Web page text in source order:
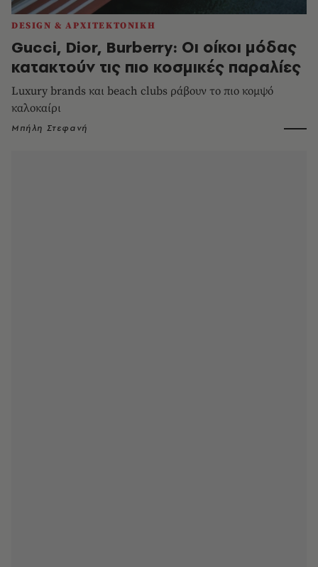
DESIGN & ΑΡΧΙΤΕΚΤΟΝΙΚΗ
Gucci, Dior, Burberry: Οι οίκοι μόδας
κατακτούν τις πιο κοσμικές παραλίες
Luxury brands και beach clubs ράβουν το πιο κομψό
καλοκαίρι
Μπήλη Στεφανή